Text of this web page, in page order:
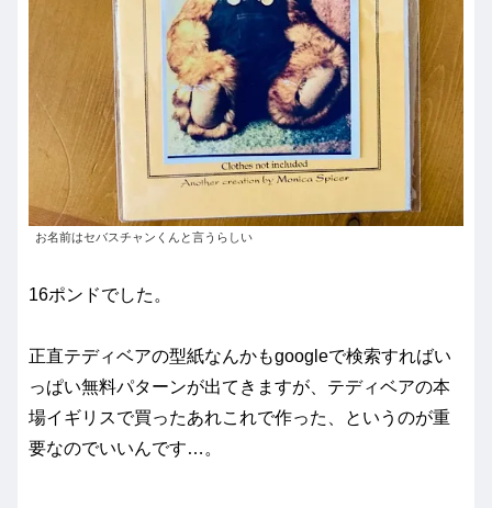
お名前はセバスチャンくんと言うらしい
16ポンドでした。
正直テディベアの型紙なんかもgoogleで検索すればい
っぱい無料パターンが出てきますが、テディベアの本
場イギリスで買ったあれこれで作った、というのが重
要なのでいいんです…。